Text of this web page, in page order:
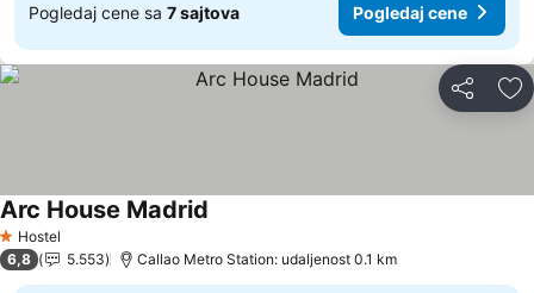
Pogledaj cene sa 7 sajtova Pogledaj cene
Deli
1 Zvezdice
Hostel
Arc House Madrid
6,8 5.553 Callao Metro Station: udaljenost 0.1 km